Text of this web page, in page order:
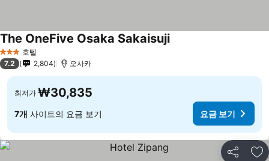
3 성급 호텔
The OneFive Osaka Sakaisuji요금 보기
7.2 2,804 오사카
최저가 ₩30,835
7개 사이트의 요금 보기 요금 보기
공유 즐